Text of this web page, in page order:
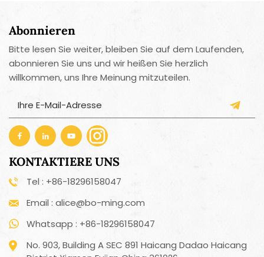
Abonnieren
Bitte lesen Sie weiter, bleiben Sie auf dem Laufenden,
abonnieren Sie uns und wir heißen Sie herzlich
willkommen, uns Ihre Meinung mitzuteilen.
KONTAKTIERE UNS
Tel : +86-18296158047
Email : alice@bo-ming.com
Whatsapp : +86-18296158047
No. 903, Building A SEC 891 Haicang Dadao Haicang